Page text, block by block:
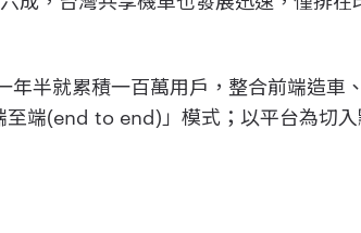
半就累積一百萬用戶，整合前端造車
端(end to end)」模式；以平台為切